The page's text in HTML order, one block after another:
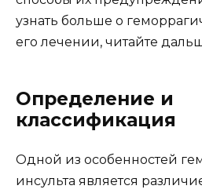
узнать больше о
его лечении, читайте
Определение и
классификация
Одной из особенностей
инсульта является